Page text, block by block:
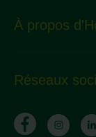
À propos
Réseaux